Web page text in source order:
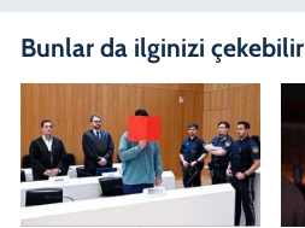
Bunlar da ilginizi çekebilir